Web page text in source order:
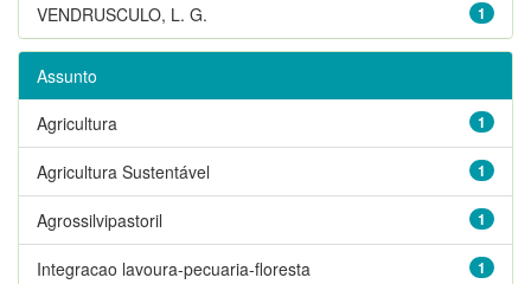
1
VENDRUSCULO, L. G.
Assunto
1
Agricultura
1
Agricultura Sustentável
1
Agrossilvipastoril
1
Integracao lavoura-pecuaria-floresta